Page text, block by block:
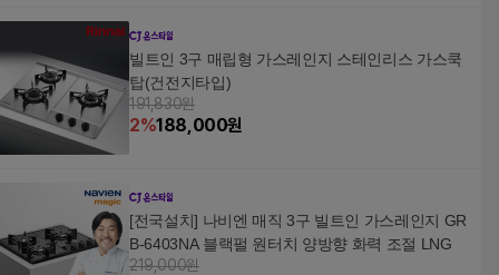
빌트인 3구 매립형 가스레인지 스테인리스 가스쿡
탑(건전지타입)
191,830원
2%188,000원
[전국설치] 나비엔 매직 3구 빌트인 가스레인지 GR
B-6403NA 블랙펄 원터치 양방향 화력 조절 LNG
219,000원